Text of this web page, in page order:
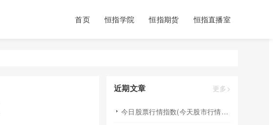
首页 恒指学院 恒指期货 恒指直播室
近期文章 更多>
今日股票行情指数(今天股市行情最新消息指数)